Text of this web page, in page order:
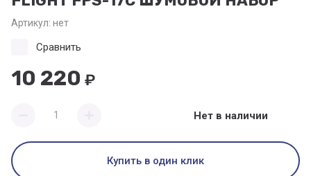
Артикул: нет
10 220 ₽
Сравнить
Нет в наличии
Купить в один клик